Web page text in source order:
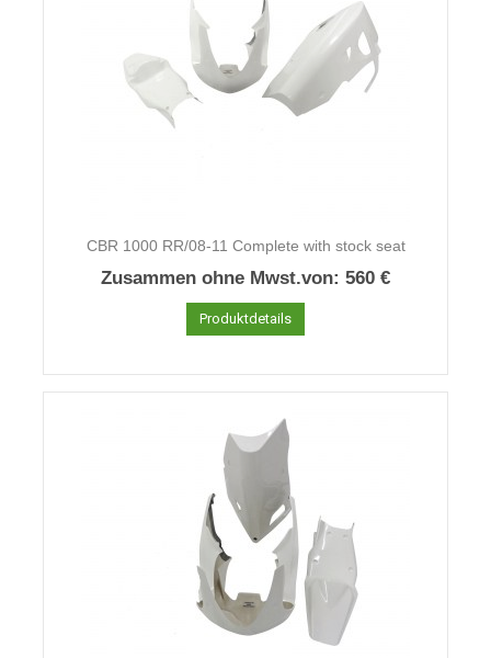
CBR 1000 RR/08-11 Complete with stock seat
Zusammen ohne Mwst.von: 560 €
Produktdetails